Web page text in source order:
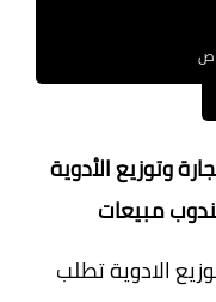
والمعاهد
وتوزيع الأدوية
مبيعات
الادوية تطلب